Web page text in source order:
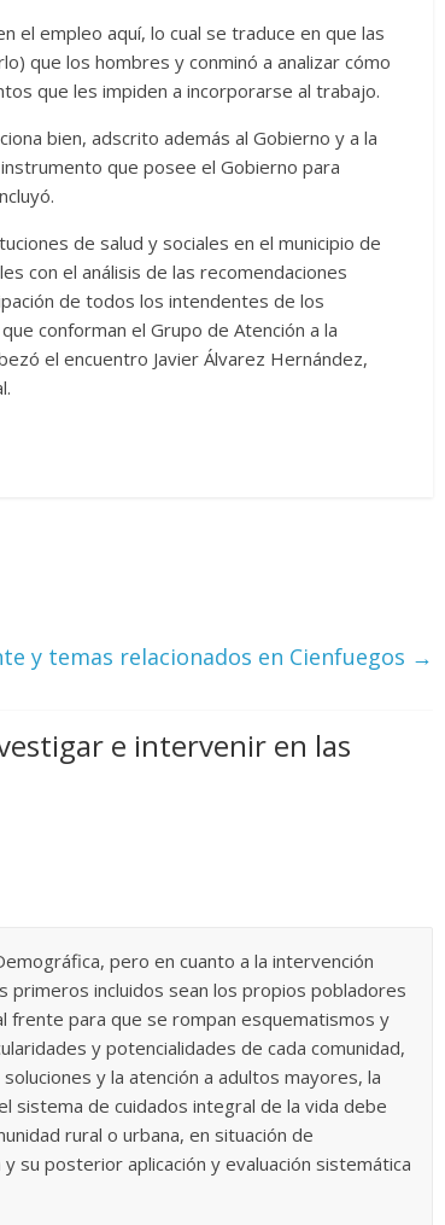
el empleo aquí, lo cual se traduce en que las
que los hombres y conminó a analizar cómo
que les impiden a incorporarse al trabajo.
bien, adscrito además al Gobierno y a la
que posee el Gobierno para
de salud y sociales en el municipio de
con el análisis de las recomendaciones
de todos los intendentes de los
conforman el Grupo de Atención a la
el encuentro Javier Álvarez Hernández,
y temas relacionados en Cienfuegos →
e intervenir en las
pero en cuanto a la intervención
primeros incluidos sean los propios pobladores
frente para que se rompan esquematismos y
y potencialidades de cada comunidad,
y la atención a adultos mayores, la
sistema de cuidados integral de la vida debe
rural o urbana, en situación de
su posterior aplicación y evaluación sistemática
Cuento de hadas
interclasista en la alta
burguesía mexicana
30 diciembre, 2025
Julio Martínez Molina
Cine macizo de Cronenberg